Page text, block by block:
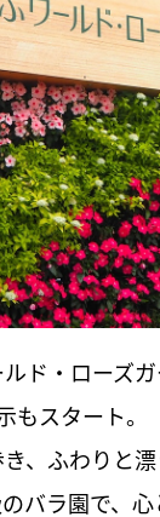
ド・ローズ
もスタート。
、ふわりと
バラ園で、